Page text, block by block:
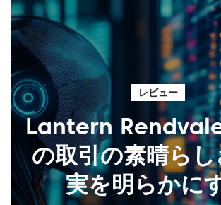
レビュー
Lantern
の取引の素晴ら
実を明らかに